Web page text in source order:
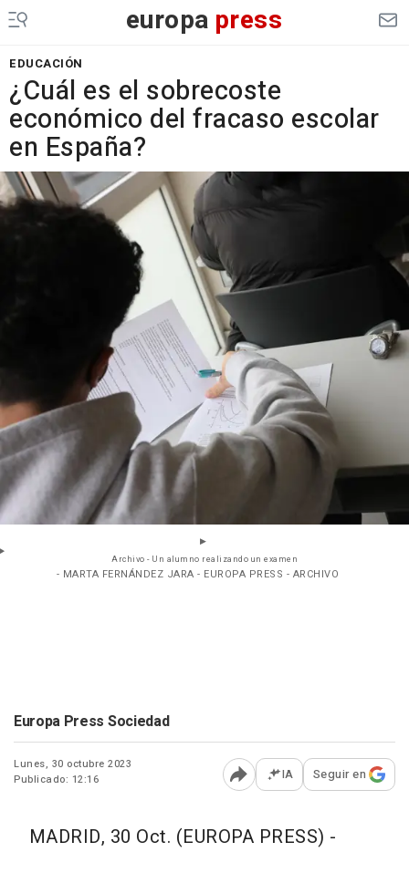
europa press
EDUCACIÓN
¿Cuál es el sobrecoste
económico del fracaso escolar
en España?
Archivo - Un alumno realizando un examen
- MARTA FERNÁNDEZ JARA - EUROPA PRESS - ARCHIVO
Europa Press Sociedad
Lunes, 30 octubre 2023
Publicado: 12:16
Abrir opciones para
IA Seguir en
MADRID, 30 Oct. (EUROPA PRESS) -